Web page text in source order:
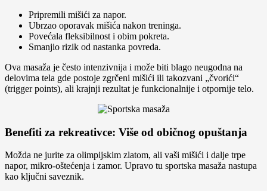
Pripremili mišići za napor.
Ubrzao oporavak mišića nakon treninga.
Povećala fleksibilnost i obim pokreta.
Smanjio rizik od nastanka povreda.
Ova masaža je često intenzivnija i može biti blago neugodna na
delovima tela gde postoje zgrčeni mišići ili takozvani „čvorići“
(trigger points), ali krajnji rezultat je funkcionalnije i otpornije telo.
Benefiti za rekreativce: Više od običnog opuštanja
Možda ne jurite za olimpijskim zlatom, ali vaši mišići i dalje trpe
napor, mikro-oštećenja i zamor. Upravo tu sportska masaža nastupa
kao ključni saveznik.